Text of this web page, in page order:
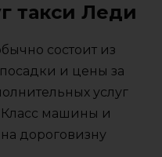
такси Леди
состоит из
и цены за
услуг
Класс машины и
дороговизну